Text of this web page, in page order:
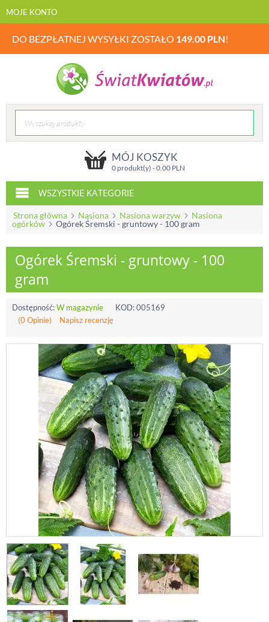
MOJE KONTO
DO BEZPŁATNEJ WYSYŁKI ZOSTAŁO 149.00 PLN!
MÓJ KOSZYK
0 produkt(y) -0.00PLN
WSZYSTKIE KATEGORIE
Strona główna Nasiona Nasiona warzyw
Nasiona
ogórków
Ogórek Śremski - gruntowy - 100 gram
Ogórek Śremski - gruntowy - 100
gram
Dostępność:W magazynie KOD:005169
(0 Opinie)
Napisz recenzję